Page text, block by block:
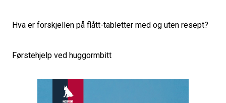
Hva er forskjellen på flått-tabletter med og uten resept?
Førstehjelp ved huggormbitt